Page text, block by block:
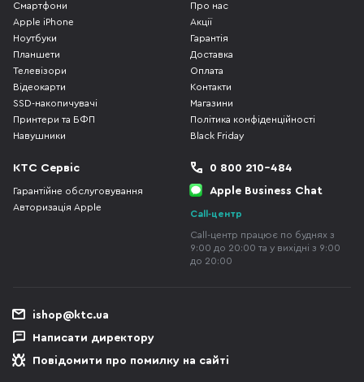
Смартфони
Apple iPhone
Ноутбуки
Планшети
Телевізори
Відеокарти
SSD-накопичувачі
Принтери та БФП
Навушники
Про нас
Акції
Гарантія
Доставка
Оплата
Контакти
Магазини
Політика конфіденційності
Black Friday
КТС Сервіс
Гарантійне обслуговування
Авторизація Apple
0 800 210-484
Apple Business Chat
Call-центр
Call-центр працює по буднях з
9:00 до 20:00 та у вихідні з 9:00
до 20:00
ishop@ktc.ua
Написати директору
Повідомити про помилку на сайті